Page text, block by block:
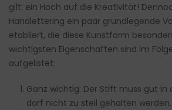
gilt: ein Hoch auf die Kreativität!
Handlettering ein paar grundlegende
etabliert, die diese Kunstform
wichtigsten Eigenschaften sind im
aufgelistet:
Ganz wichtig: Der Stift muss gut in
darf nicht zu steil gehalten